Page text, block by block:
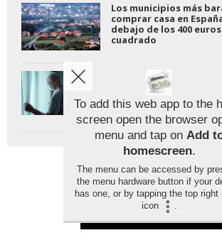
Los municipios más
comprar casa en
debajo de los 400
cuadrado
Cómo facilitar el
las viviendas
Aviso sobre el Uso de
Utilizamos cookies nuestras y
funcionamiento del digital.
lista de cookies y como
nuestra Política de Privacidad y
Aceptar Cookies
To add this web app to the
screen open the browser
menu and tap on Add
homescreen.
The menu can be accessed by
the menu hardware button if your
has one, or by tapping the top right
icon
.